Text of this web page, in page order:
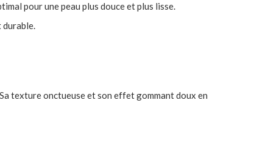
pour une peau plus douce et plus lisse.
durable.
texture onctueuse et son effet gommant doux en